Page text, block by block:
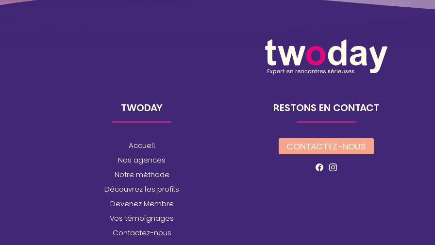
TWODAY RESTONS EN CONTACT
Accueil
Nos agences
Notre méthode
Découvrez les profils
Devenez Membre
Vos témoignages
Contactez-nous
CONTACTEZ-NOUS